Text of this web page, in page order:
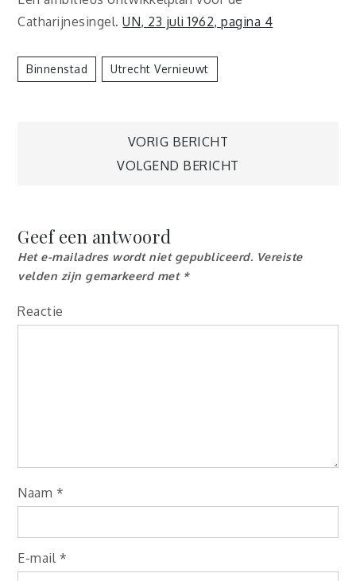
Catharijnesingel.UN, 23 juli 1962, pagina 4
Binnenstad Utrecht Vernieuwt
Berichtnavigatie
VORIG BERICHT
VOLGEND BERICHT
Geef een antwoord
Het e-mailadres wordt niet gepubliceerd. Vereiste
velden zijn gemarkeerd met *
Reactie
Naam *
E-mail *